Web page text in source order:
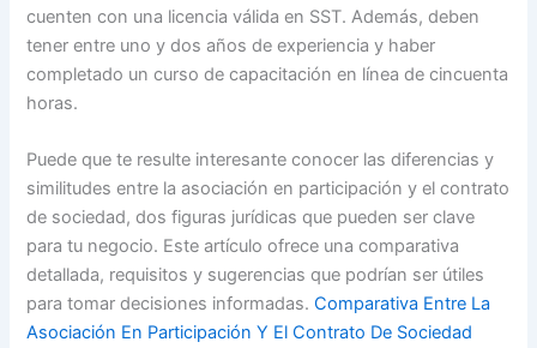
cuenten con una licencia válida en SST. Además, deben
tener entre uno y dos años de experiencia y haber
completado un curso de capacitación en línea de cincuenta
horas.
Puede que te resulte interesante conocer las diferencias y
similitudes entre la asociación en participación y el contrato
de sociedad, dos figuras jurídicas que pueden ser clave
para tu negocio. Este artículo ofrece una comparativa
detallada, requisitos y sugerencias que podrían ser útiles
para tomar decisiones informadas.Comparativa Entre La
Asociación En Participación Y El Contrato De Sociedad